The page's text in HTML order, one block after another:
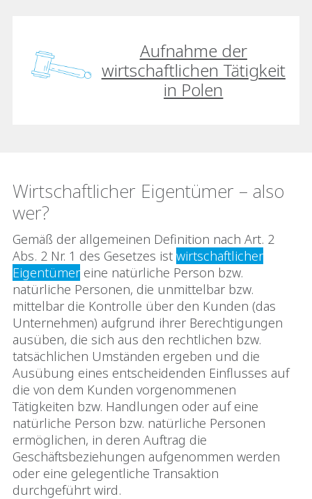
Aufnahme der
wirtschaftlichen Tätigkeit
in Polen
Wirtschaftlicher Eigentümer – also
wer?
Gemäß der allgemeinen Definition nach Art. 2
Abs. 2 Nr. 1 des Gesetzes ist wirtschaftlicher
Eigentümer eine natürliche Person bzw.
natürliche Personen, die unmittelbar bzw.
mittelbar die Kontrolle über den Kunden (das
Unternehmen) aufgrund ihrer Berechtigungen
ausüben, die sich aus den rechtlichen bzw.
tatsächlichen Umständen ergeben und die
Ausübung eines entscheidenden Einflusses auf
die von dem Kunden vorgenommenen
Tätigkeiten bzw. Handlungen oder auf eine
natürliche Person bzw. natürliche Personen
ermöglichen, in deren Auftrag die
Geschäftsbeziehungen aufgenommen werden
oder eine gelegentliche Transaktion
durchgeführt wird.